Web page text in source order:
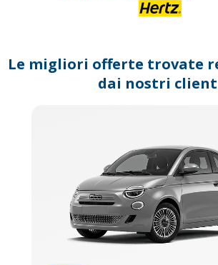
dates.
Le migliori offerte trovate
dai nostri